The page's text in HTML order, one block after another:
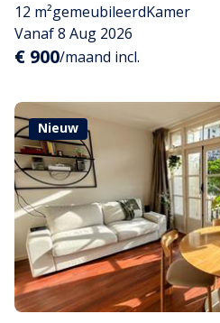
12 m²gemeubileerdKamer
Vanaf 8 Aug 2026
€ 900/maand incl.
Nieuw